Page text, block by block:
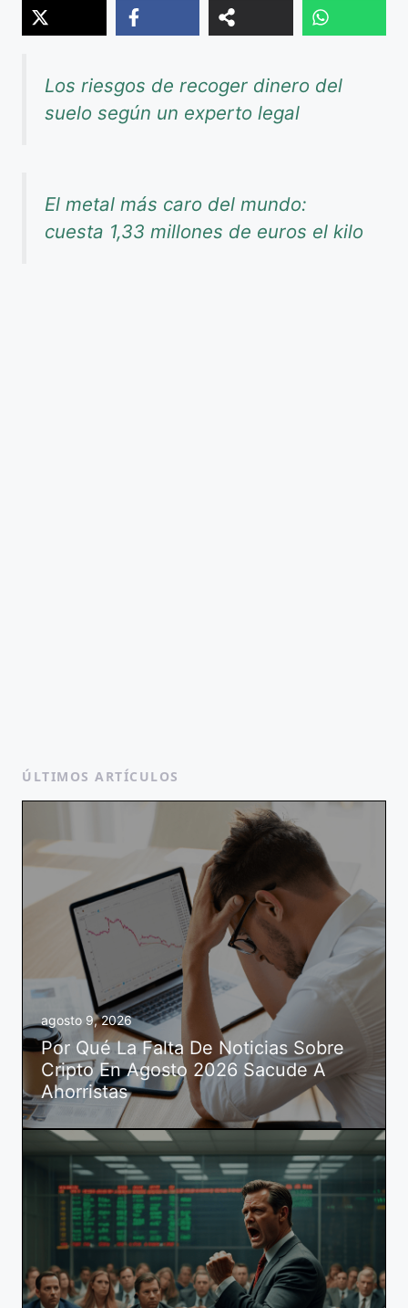
Los riesgos de recoger dinero del
suelo según un experto legal
El metal más caro del mundo:
cuesta 1,33 millones de euros el kilo
ÚLTIMOS ARTÍCULOS
agosto 9, 2026
Por Qué La Falta De Noticias Sobre
Cripto En Agosto 2026 Sacude A
Ahorristas